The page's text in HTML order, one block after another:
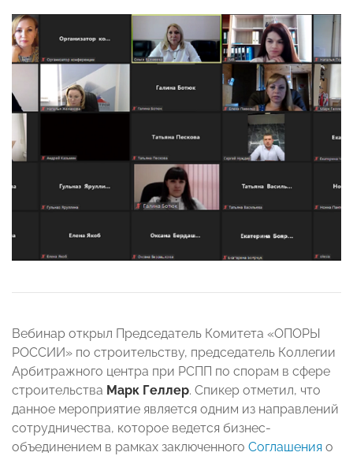
Вебинар открыл Председатель Комитета «ОПОРЫ
РОССИИ» по строительству, председатель Коллегии
Арбитражного центра при РСПП по спорам в сфере
строительства Марк Геллер. Спикер отметил, что
данное мероприятие является одним из направлений
сотрудничества, которое ведется бизнес-
объединением в рамках заключенного Соглашения о